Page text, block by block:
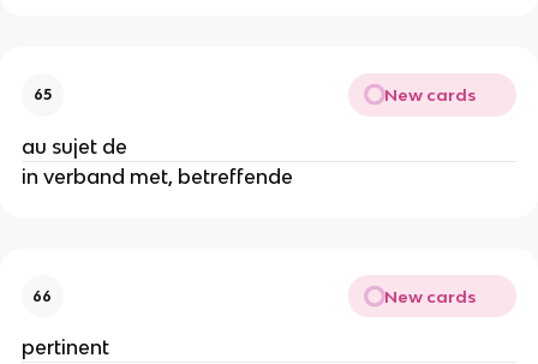
65 New cards
au sujet de
in verband met, betreffende
66 New cards
pertinent